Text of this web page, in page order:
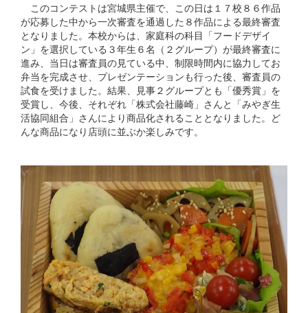
このコンテストは宮城県主催で、この日は１７校８６作品
が応募した中から一次審査を通過した８作品による最終審査
となりました。本校からは、家庭科の科目「フードデザイ
ン」を選択している３年生６名（２グループ）が最終審査に
進み、当日は審査員の見ている中、制限時間内に協力してお
弁当を完成させ、プレゼンテーションも行った後、審査員の
試食を受けました。結果、見事２グループとも「優秀賞」を
受賞し、今後、それぞれ「株式会社藤崎」さんと「みやぎ生
活協同組合」さんにより商品化されることとなりました。ど
んな商品になり店頭に並ぶか楽しみです。